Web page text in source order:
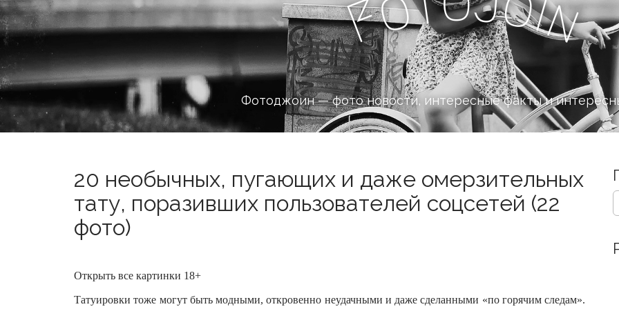
F i
n
Фотоджоин — фото новости, интересные факты и
20 необычных, пугающих и даже омерзительных
тату, поразивших пользователей соцсетей (22
фото)
Открыть все картинки 18+
Татуировки тоже могут быть модными, откровенно неудачными и даже сделанными «по горячим следам».
S
e
c